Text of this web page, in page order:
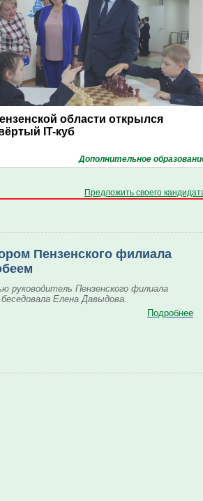
области открылся
IT-куб
Дополнительное
Предложить своего
Пензенского филиала
руководитель Пензенского филиала
Елена Давыдова.
Подробнее